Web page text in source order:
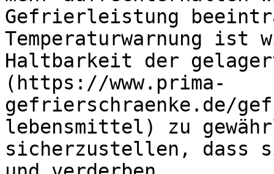
Gefrierleistung
Temperaturwarnung
Haltbarkeit der
(https://www.prima-
gefrierschraenke.de/
lebensmittel) zu
sicherzustellen, dass